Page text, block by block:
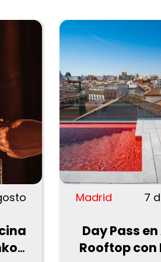
Madrid 7
Day Pass en
Rooftop con